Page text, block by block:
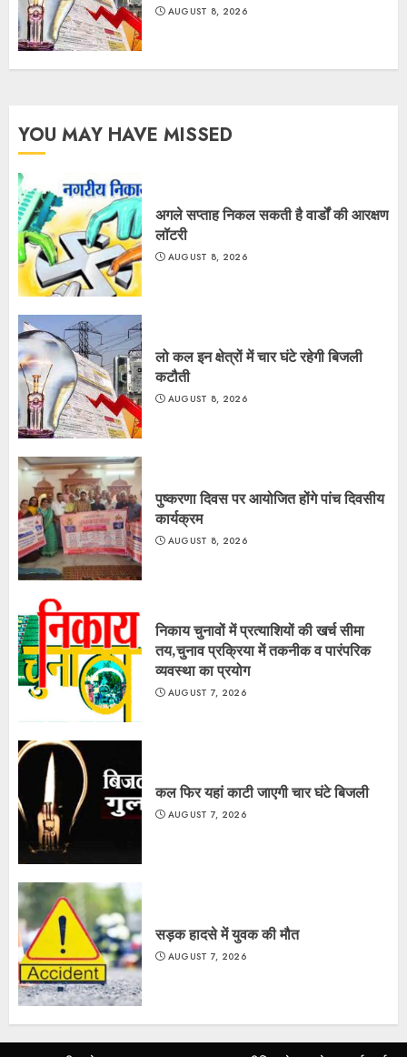
AUGUST 8, 2026
YOU MAY HAVE MISSED
अगले सप्ताह निकल सकती है वार्डों की आरक्षण
लॉटरी
AUGUST 8, 2026
लो कल इन क्षेत्रों में चार घंटे रहेगी बिजली
कटौती
AUGUST 8, 2026
पुष्करणा दिवस पर आयोजित होंगे पांच दिवसीय
कार्यक्रम
AUGUST 8, 2026
निकाय चुनावों में प्रत्याशियों की खर्च सीमा
तय,चुनाव प्रक्रिया में तकनीक व पारंपरिक
व्यवस्था का प्रयोग
AUGUST 7, 2026
कल फिर यहां काटी जाएगी चार घंटे बिजली
AUGUST 7, 2026
सड़क हादसे में युवक की मौत
AUGUST 7, 2026